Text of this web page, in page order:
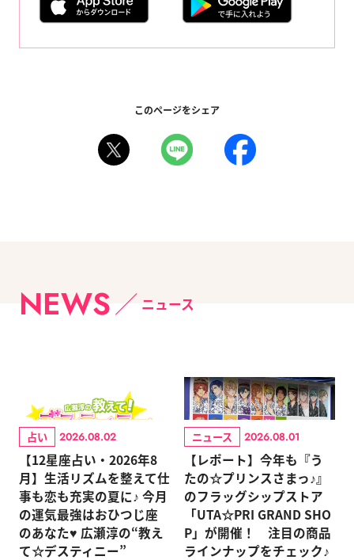
このページをシェア
NEWS ニュース
占い 2026.08.02
【12星座占い・2026年8
月】生活リズムを整えて仕
事も恋も充実の夏に♪ 今月
の運気最強はおひつじ座
のあなた♥ 広瀬淳の“教え
て☆デスティニー”
ニュース 2026.08.01
【レポート】今年も『う
たの☆プリンスさまっ♪』
のフラッグシップストア
「UTA☆PRI GRAND SHO
P」が開催！ 注目の商品
ラインナップをチェック♪